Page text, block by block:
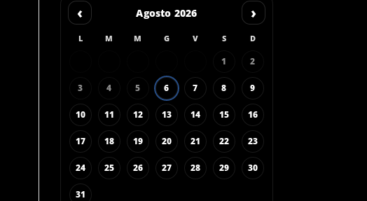
‹ Agosto 2026 ›
L M M G V S D
1 2
3 4 5 6 7 8 9
10 11 12 13 14 15 16
17 18 19 20 21 22 23
24 25 26 27 28 29 30
31